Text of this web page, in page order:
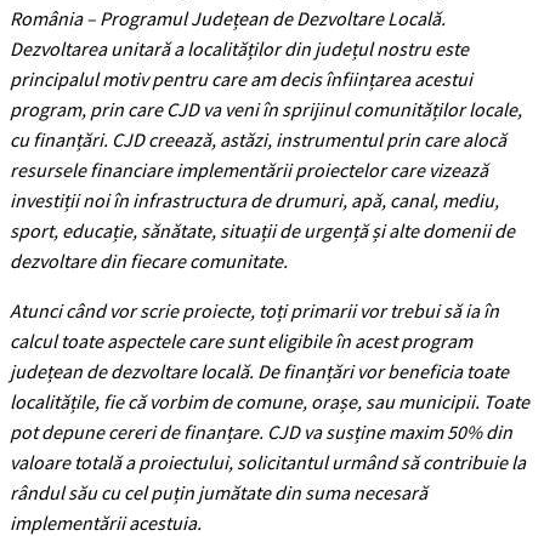
România – Programul Județean de Dezvoltare Locală.
Dezvoltarea unitară a localităților din județul nostru este
principalul motiv pentru care am decis înființarea acestui
program, prin care CJD va veni în sprijinul comunităților locale,
cu finanțări. CJD creează, astăzi, instrumentul prin care alocă
resursele financiare implementării proiectelor care vizează
investiții noi în infrastructura de drumuri, apă, canal, mediu,
sport, educație, sănătate, situații de urgență și alte domenii de
dezvoltare din fiecare comunitate.
Atunci când vor scrie proiecte, toți primarii vor trebui să ia în
calcul toate aspectele care sunt eligibile în acest program
județean de dezvoltare locală. De finanțări vor beneficia toate
localitățile, fie că vorbim de comune, orașe, sau municipii. Toate
pot depune cereri de finanțare. CJD va susține maxim 50% din
valoare totală a proiectului, solicitantul urmând să contribuie la
rândul său cu cel puțin jumătate din suma necesară
implementării acestuia.